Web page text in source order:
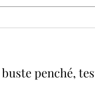
penché,